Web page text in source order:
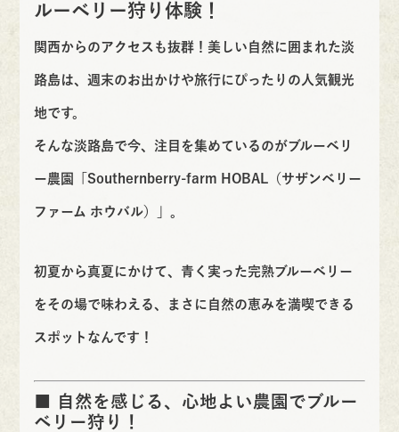
ルーベリー狩り体験！
関西からのアクセスも抜群！美しい自然に囲まれた淡
路島は、週末のお出かけや旅行にぴったりの人気観光
地です。
そんな淡路島で今、注目を集めているのがブルーベリ
ー農園「Southernberry-farm HOBAL（サザンベリー
ファーム ホウバル） 」。
初夏から真夏にかけて、青く実った完熟ブルーベリー
をその場で味わえる、まさに自然の恵みを満喫できる
スポットなんです！
■ 自然を感じる、心地よい農園でブルー
ベリー狩り！